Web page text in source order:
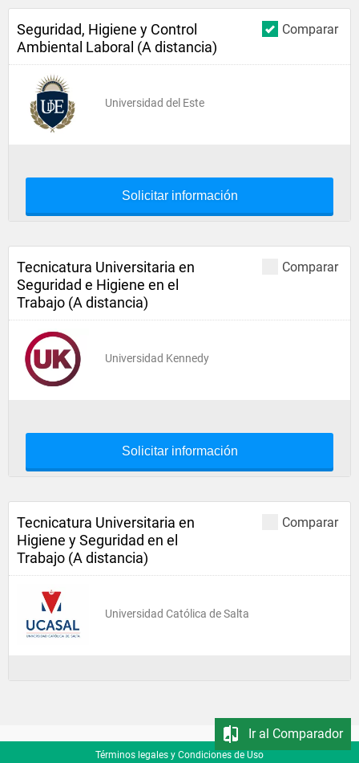
Comparar
Seguridad, Higiene y Control
Ambiental Laboral (A distancia)
Universidad del Este
Solicitar información
Comparar
Tecnicatura Universitaria en
Seguridad e Higiene en el
Trabajo (A distancia)
Universidad Kennedy
Solicitar información
Comparar
Tecnicatura Universitaria en
Higiene y Seguridad en el
Trabajo (A distancia)
Universidad Católica de Salta
Ir al Comparador
Términos legales y Condiciones de Uso